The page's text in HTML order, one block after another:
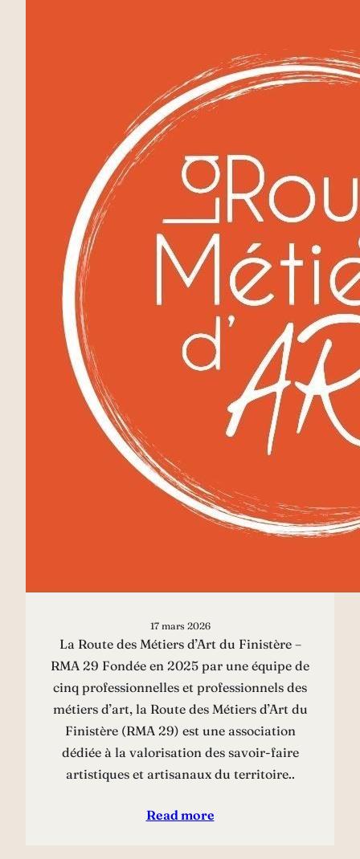
17 mars 2026
La Route des Métiers d’Art du Finistère –
RMA 29 Fondée en 2025 par une équipe de
cinq professionnelles et professionnels des
métiers d’art, la Route des Métiers d’Art du
Finistère (RMA 29) est une association
dédiée à la valorisation des savoir-faire
artistiques et artisanaux du territoire..
Read more